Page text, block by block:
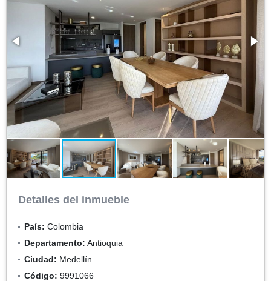
Detalles del inmueble
País: Colombia
Departamento: Antioquia
Ciudad: Medellín
Código: 9991066